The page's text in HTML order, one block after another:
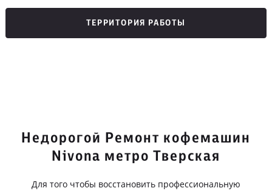
ТЕРРИТОРИЯ РАБОТЫ
Недорогой Ремонт кофемашин
Nivona метро Тверская
Для того чтобы восстановить профессиональную